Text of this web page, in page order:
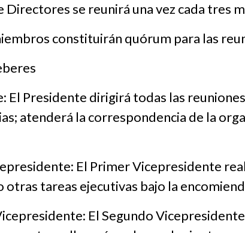
Directores se reunirá una vez cada tres
constituirán quórum para las
El Presidente dirigirá todas las
atenderá la correspondencia de la
El Primer Vicepresidente
otras tareas ejecutivas bajo la
El Segundo